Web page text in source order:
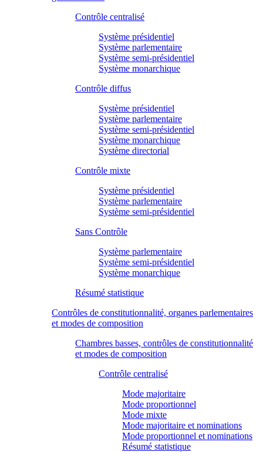
Contrôle centralisé
Système présidentiel
Système parlementaire
Système semi-présidentiel
Système monarchique
Contrôle diffus
Système présidentiel
Système parlementaire
Système semi-présidentiel
Système monarchique
Système directorial
Contrôle mixte
Système présidentiel
Système parlementaire
Système semi-présidentiel
Sans Contrôle
Système parlementaire
Système semi-présidentiel
Système monarchique
Résumé statistique
Contrôles de constitutionnalité, organes parlementaires
et modes de composition
Chambres basses, contrôles de constitutionnalité
et modes de composition
Contrôle centralisé
Mode majoritaire
Mode proportionnel
Mode mixte
Mode majoritaire et nominations
Mode proportionnel et nominations
Résumé statistique